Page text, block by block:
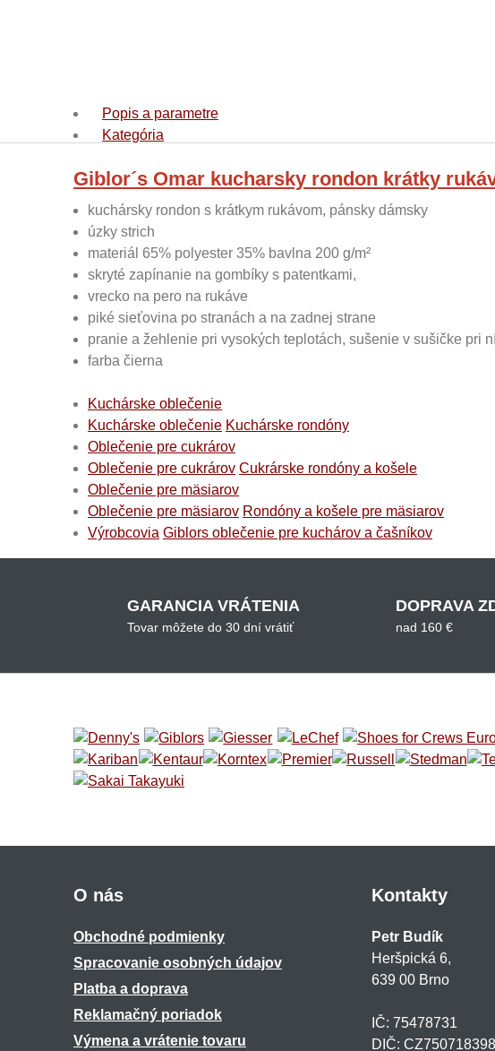
Popis a parametre
Kategória
Giblor´s Omar kucharsky rondon krátky
kuchársky rondon s krátkym rukávom, pánsky dámsky
úzky strich
materiál 65% polyester 35% bavlna 200 g/m²
skryté zapínanie na gombíky s patentkami,
vrecko na pero na rukáve
piké sieťovina po stranách a na zadnej strane
pranie a žehlenie pri vysokých teplotách, sušenie v sušičke pri
farba čierna
Kuchárske oblečenie
Kuchárske oblečenie Kuchárske rondóny
Oblečenie pre cukrárov
Oblečenie pre cukrárov Cukrárske rondóny a košele
Oblečenie pre mäsiarov
Oblečenie pre mäsiarov Rondóny a košele pre mäsiarov
Výrobcovia Giblors oblečenie pre kuchárov a čašníkov
GARANCIA VRÁTENIA
Tovar môžete do 30 dní vrátiť
DOPRAVA
nad 160 €
O nás
Obchodné podmienky
Spracovanie osobných údajov
Platba a doprava
Reklamačný poriadok
Výmena a vrátenie tovaru
Kontakty
Petr Budík
Heršpická 6,
639 00 Brno
IČ: 75478731
DIČ: